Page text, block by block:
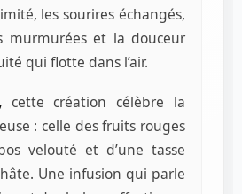
les sourires échangés,
murmurées et la douceur
qui flotte dans l’air.
cette création célèbre la
: celle des fruits rouges
velouté et d’une tasse
Une infusion qui parle